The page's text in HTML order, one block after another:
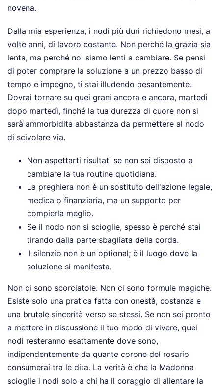
novena.
Dalla mia esperienza, i nodi più duri richiedono mesi, a
volte anni, di lavoro costante. Non perché la grazia sia
lenta, ma perché noi siamo lenti a cambiare. Se pensi
di poter comprare la soluzione a un prezzo basso di
tempo e impegno, ti stai illudendo pesantemente.
Dovrai tornare su quei grani ancora e ancora, martedì
dopo martedì, finché la tua durezza di cuore non si
sarà ammorbidita abbastanza da permettere al nodo
di scivolare via.
Non aspettarti risultati se non sei disposto a
cambiare la tua routine quotidiana.
La preghiera non è un sostituto dell'azione legale,
medica o finanziaria, ma un supporto per
compierla meglio.
Se il nodo non si scioglie, spesso è perché stai
tirando dalla parte sbagliata della corda.
Il silenzio non è un optional; è il luogo dove la
soluzione si manifesta.
Non ci sono scorciatoie. Non ci sono formule magiche.
Esiste solo una pratica fatta con onestà, costanza e
una brutale sincerità verso se stessi. Se non sei pronto
a mettere in discussione il tuo modo di vivere, quei
nodi resteranno esattamente dove sono,
indipendentemente da quante corone del rosario
consumerai tra le dita. La verità è che la Madonna
scioglie i nodi solo a chi ha il coraggio di allentare la